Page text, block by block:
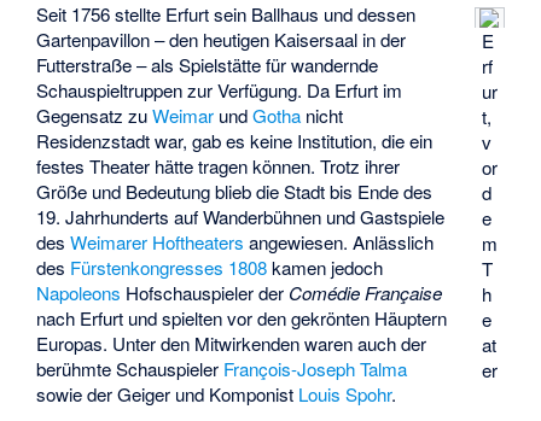
E
rf
ur
t,
v
or
d
e
m
T
h
e
at
er
Seit 1756 stellte Erfurt sein Ballhaus und dessen
Gartenpavillon – den heutigen Kaisersaal in der
Futterstraße – als Spielstätte für wandernde
Schauspieltruppen zur Verfügung. Da Erfurt im
Gegensatz zuWeimar undGotha nicht
Residenzstadt war, gab es keine Institution, die ein
festes Theater hätte tragen können. Trotz ihrer
Größe und Bedeutung blieb die Stadt bis Ende des
19. Jahrhunderts auf Wanderbühnen und Gastspiele
desWeimarer Hoftheaters angewiesen. Anlässlich
des Fürstenkongresses 1808kamen jedoch
Napoleons Hofschauspieler der Comédie Française
nach Erfurt und spielten vor den gekrönten Häuptern
Europas. Unter den Mitwirkenden waren auch der
berühmte Schauspieler François-Joseph Talma
sowie der Geiger und Komponist Louis Spohr.